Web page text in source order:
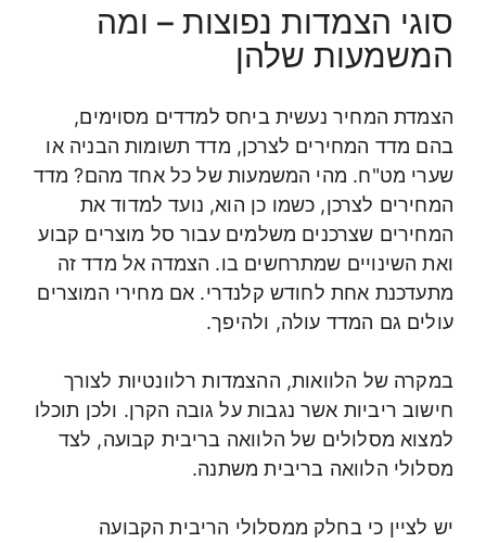
סוגי הצמדות נפוצות – ומה
המשמעות שלהן
הצמדת המחיר נעשית ביחס למדדים מסוימים,
בהם מדד המחירים לצרכן, מדד תשומות הבניה או
שערי מט"ח. מהי המשמעות של כל אחד מהם? מדד
המחירים לצרכן, כשמו כן הוא, נועד למדוד את
המחירים שצרכנים משלמים עבור סל מוצרים קבוע
ואת השינויים שמתרחשים בו. הצמדה אל מדד זה
מתעדכנת אחת לחודש קלנדרי. אם מחירי המוצרים
עולים גם המדד עולה, ולהיפך.
במקרה של הלוואות, ההצמדות רלוונטיות לצורך
חישוב ריביות אשר נגבות על גובה הקרן. ולכן תוכלו
למצוא מסלולים של הלוואה בריבית קבועה, לצד
מסלולי הלוואה בריבית משתנה.
יש לציין כי בחלק ממסלולי הריבית הקבועה